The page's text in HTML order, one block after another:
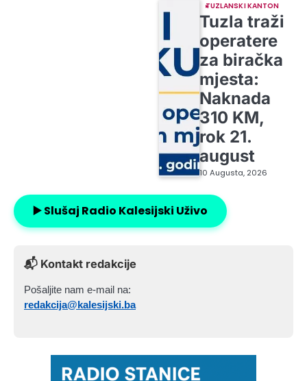
TUZLANSKI KANTON
Tuzla traži
operatere
za biračka
mjesta:
Naknada
310 KM,
rok 21.
august
10 Augusta, 2026
▶️ Slušaj Radio Kalesijski Uživo
📬 Kontakt redakcije
Pošaljite nam e-mail na:
redakcija@kalesijski.ba